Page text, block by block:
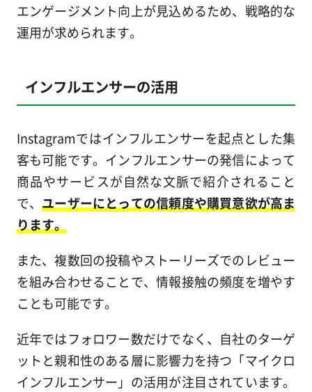
エンゲージメント向上が見込めるため、戦略的な
運用が求められます。
インフルエンサーの活用
Instagramではインフルエンサーを起点とした集
客も可能です。インフルエンサーの発信によって
商品やサービスが自然な文脈で紹介されること
で、 ユーザーにとっての信頼度や購買意欲が高ま
ります。
また、複数回の投稿やストーリーズでのレビュー
を組み合わせることで、情報接触の頻度を増やす
ことも可能です。
近年ではフォロワー数だけでなく、自社のターゲ
ットと親和性のある層に影響力を持つ「マイクロ
インフルエンサー」の活用が注目されています。